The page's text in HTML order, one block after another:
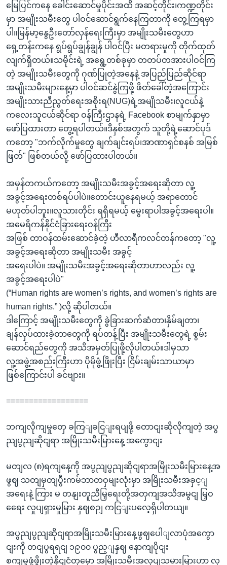
မြေပြင်ကနေ ခေါင်းဆောင်မှုပိုင်းအထိ အဆင့်တိုင်း၊ကဏ္ဍတိုင်း
မှာ အမျိုးသမီးတွေ ပါဝင်ဆောင်ရွက်နေကြတာကို တွေ့ကြရမှာ
ပါ။မြန်မာ့နွေဦးတော်လှန်ရေးကြီးမှာ အမျိုးသမီးတွေဟာ
ရှေ့တန်းကနေ ရွပ်ရွပ်ချွန်ချွန် ပါဝင်ပြီး မတရားမှုကို တိုက်ထုတ်
လျက်ရှိတယ်။သမိုင်းရဲ့ အရွေ့တစ်ခုမှာ တတပ်တအားပါဝင်ကြ
တဲ့ အမျိုးသမီးတွေကို ဂုဏ်ပြုတဲ့အနေနဲ့ အပြည်ပြည်ဆိုင်ရာ
အမျိုးသမီးများနေ့မှာ ပါဝင်ဆင်နွဲကြဖို့ ဖိတ်ခေါ်တဲ့အကြောင်း
အမျိုးသားညီညွတ်ရေးအစိုးရ(NUG)ရဲ့အမျိုသမီး၊လူငယ်နဲ့
ကလေးသူငယ်ဆိုင်ရာ ဝန်ကြီးဌာနရဲ့ Facebook စာမျက်နှာမှာ
ဖော်ပြထားတာ တွေ့ရပါတယ်။ဒီနှစ်အတွက် သူတို့ရဲ့ဆောင်ပုဒ်
ကတော့ "ဘက်လိုက်မှုတွေ ချက်ချင်းရပ်၊အာဏာရှင်စနစ် အမြစ်
ဖြတ်" ဖြစ်တယ်လို့ ဖော်ပြထားပါတယ်။
အမှန်တကယ်ကတော့ အမျိုးသမီးအခွင့်အရေးဆိုတာ လူ့
အခွင့်အရေးတစ်ရပ်ပါပဲ။တောင်းယူနေရမယ့် အရာတောင်
မဟုတ်ပါဘူး။လူသားတိုင်း ရရှိရမယ့် မွေးရာပါအခွင့်အရေးပါ။
အမေရိကန်နိုင်ငံခြားရေးဝန်ကြီး
အဖြစ် တာဝန်ထမ်းဆောင်ခဲ့တဲ့ ဟီလာရီကလင်တန်ကတော့ "လူ့
အခွင့်အရေးဆိုတာ အမျိုးသမီး အခွင့်
အရေးပါပဲ။ အမျိုးသမီးအခွင့်အရေးဆိုတာဟာလည်း လူ့
အခွင့်အရေးပါပဲ"
(“Human rights are women’s rights, and women’s rights are
human rights.” )လို့ ဆိုပါတယ်။
ဒါကြောင့် အမျိုးသမီးတွေကို ခွဲခြားဆက်ဆံတာ၊နှိမ်ချတာ၊
ချန်လှပ်ထားခဲ့တာတွေကို ရပ်တန့်ပြီး အမျိုးသမီးတွေရဲ့ စွမ်း
ဆောင်ရည်တွေကို အသိအမှတ်ပြုဖို့လိုပါတယ်။ဒါမှသာ
လူ့အဖွဲ့အစည်းကြီးဟာ ပိုမိုဖွံ့ဖြိုးပြီး ငြိမ်းချမ်းသာယာမှာ
ဖြစ်ကြောင်းပါ ခင်ဗျား။
==================
ဘကျလိုကျမှုတှေ ခကြျခငြျးရပျဖို့ တောငျးဆိုလိုကျတဲ့ အပွ
ညျပွညျဆိုငျရာ အမြိုးသမီးမြားနေ့ အကွောငျး
မတျလ (၈)ရကျနေ့ကို အပွညျပွညျဆိုငျရာအမြိုးသမီးမြားနေ့အ
ဖွဈ သတျမှတျပွီးကမ်ဘာတဝှမျးလုံးမှာ အမြိုးသမီးအခှင့ျ
အရေးနဲ့ ကြား မ တနျးတူညီမြှရေးတို့အတှကျအသိအမွငျ မြှဝ
ရေေး လှုပျရှားမှုမြား နှဈစဉျ ကငြျးပလေ့ရှိပါတယျ။
အပွညျပွညျဆိုငျရာအမြိုးသမီးမြားနေ့ဖွဈပေါျလာပုံအကွော
ငျးကို တငျပွရရငျ ၁၉၀၀ ပွည့ျနှဈ နောကျပိုငျး
စကျမှုဖှံ့ဖွိုးတဲ့နိုငျငံတှမှော အမြိုးသမီးအလုပျသမားမြားဟာ လု